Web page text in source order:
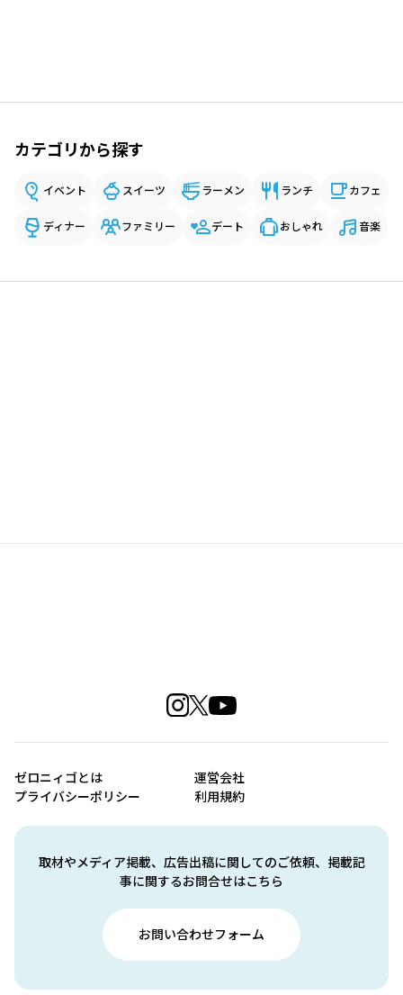
カテゴリから探す
イベント スイーツ ラーメン ランチ カフェ
ディナー ファミリー デート おしゃれ 音楽
取材やメディア掲載、広告出稿に関してのご依頼、掲載記
事に関するお問合せはこちら
お問い合わせフォーム
ゼロニィゴとは
運営会社
プライバシーポリシー
利用規約